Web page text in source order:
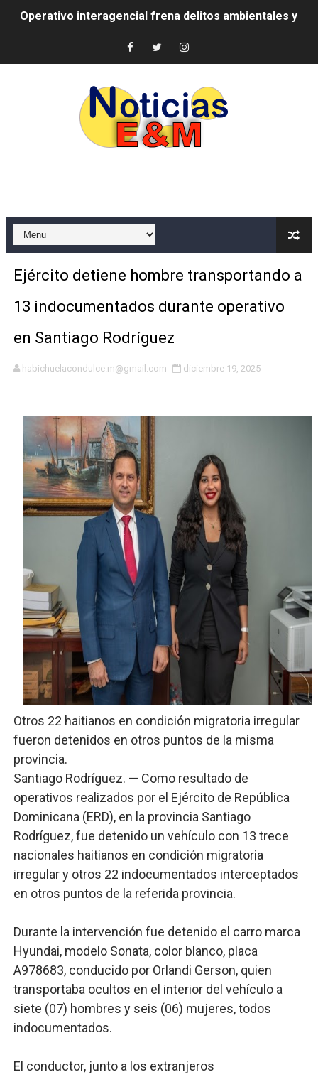
Operativo interagencial frena delitos ambientales y
-Propeep y Gestión Presidencial encabezan entrega
MICM y CECCOM retienen 213,355 galones de
Bienes Nacionales recauda más de RD 57 millones en
​Domingo Plácido critica la situación económica y
Graduación XII Promoción Servicio Militar Voluntario
Fellito Suberví asegura en Carolina Mejía RD tiene la
Hipótesis policial sobre atentado a balazos en la
CESDN urge fortalecer el sistema eléctrico ante
Roberto Ángel Salcedo anuncia festival cultural para
Roberto Ángel Salcedo anuncia festival cultural para
Respuesta oportuna de Propeep permite a familia de
Juramentan a Angelina Biviana Riveiro como nueva
DIGEIG y Liga Municipal Dominicana impulsan metas
Tribunal Superior Administrativo anula permisos
JCE flexibiliza renovación de cédula: adiós al orden
Restaurante Amigos es reconocido por sus cuatro
Banco Popular escala 17 posiciones en los mil
SNS y el SRSO actualizan Manual de Comunicación
Osiris de León responde a Roberto Tineo y a Yeisy
DGPCF: 55 años sembrando desarrollo y
Operativo interagencial frena delitos ambientales y
Ejército detiene hombre transportando a
13 indocumentados durante operativo
en Santiago Rodríguez
habichuelacondulce.m@gmail.com diciembre 19, 2025
Otros 22 haitianos en condición migratoria irregular
fueron detenidos en otros puntos de la misma
provincia.
Santiago Rodríguez. — Como resultado de
operativos realizados por el Ejército de República
Dominicana (ERD), en la provincia Santiago
Rodríguez, fue detenido un vehículo con 13 trece
nacionales haitianos en condición migratoria
irregular y otros 22 indocumentados interceptados
en otros puntos de la referida provincia.
Durante la intervención fue detenido el carro marca
Hyundai, modelo Sonata, color blanco, placa
A978683, conducido por Orlandi Gerson, quien
transportaba ocultos en el interior del vehículo a
siete (07) hombres y seis (06) mujeres, todos
indocumentados.
El conductor, junto a los extranjeros